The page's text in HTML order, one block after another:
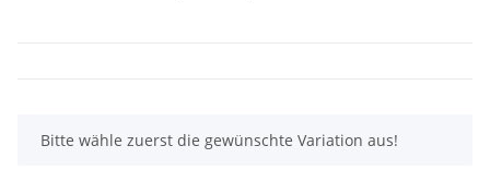
x
Bitte wähle zuerst die gewünschte Variation aus!